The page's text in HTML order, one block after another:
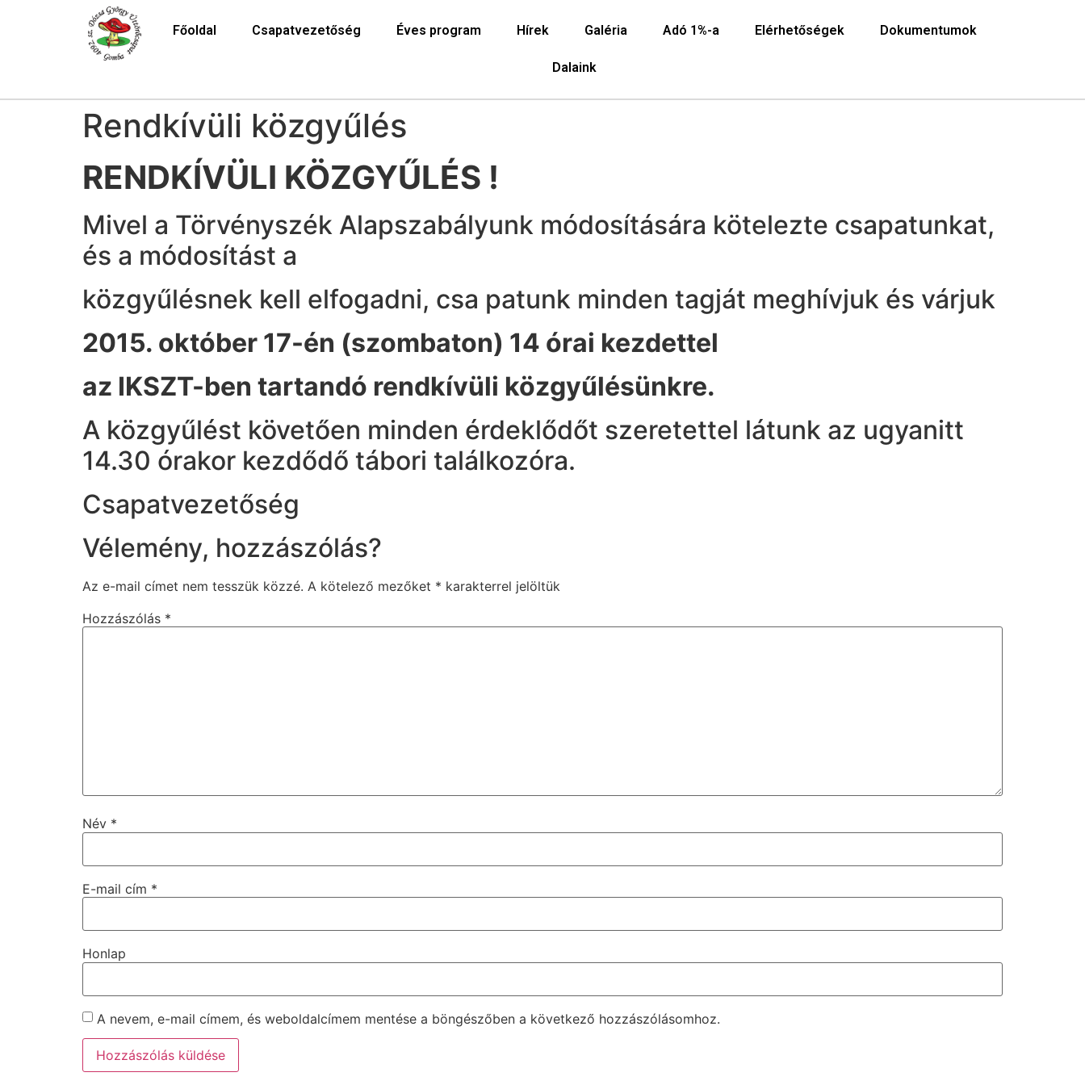
Főoldal Csapatvezetőség Éves program Hírek Galéria Adó 1%-a Elérhetőségek Dokumentumok
Dalaink
Rendkívüli közgyűlés
RENDKÍVÜLI KÖZGYŰLÉS !
Mivel a Törvényszék Alapszabályunk módosítására kötelezte csapatunkat,
és a módosítást a
közgyűlésnek kell elfogadni, csa patunk minden tagját meghívjuk és várjuk
2015. október 17-én (szombaton) 14 órai kezdettel
az IKSZT-ben tartandó rendkívüli közgyűlésünkre.
A közgyűlést követően minden érdeklődőt szeretettel látunk az ugyanitt
14.30 órakor kezdődő tábori találkozóra.
Csapatvezetőség
Vélemény, hozzászólás?
Az e-mail címet nem tesszük közzé. A kötelező mezőket * karakterrel jelöltük
Hozzászólás *
Név *
E-mail cím *
Honlap
A nevem, e-mail címem, és weboldalcímem mentése a böngészőben a következő hozzászólásomhoz.